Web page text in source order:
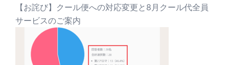
【お詫び】クール便への対応変更と8月クール代全員
サービスのご案内